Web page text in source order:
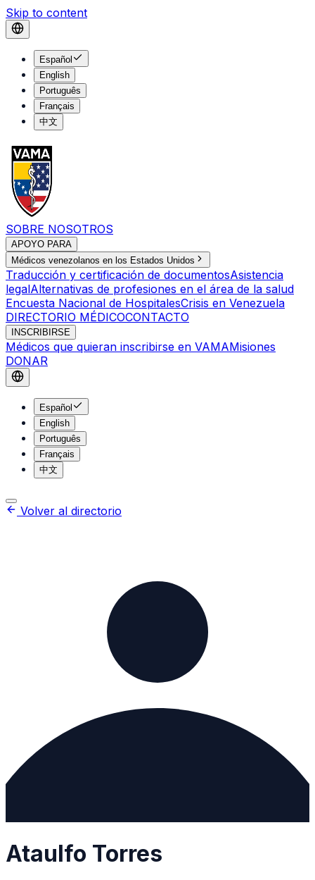
Skip to content
Español
English
Português
Français
中文
SOBRE NOSOTROS
APOYO PARA
Médicos venezolanos en los Estados Unidos
Traducción y certificación de documentosAsistencia
legalAlternativas de profesiones en el área de la salud
Encuesta Nacional de HospitalesCrisis en Venezuela
DIRECTORIO MÉDICOCONTACTO
INSCRIBIRSE
Médicos que quieran inscribirse en VAMAMisiones
DONAR
Español
English
Português
Français
中文
Volver al directorio
Ataulfo Torres